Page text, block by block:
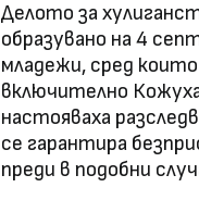
Делото за
образувано на 4
младежи, сред
включително
настояваха
се гарантира
преди в подобни